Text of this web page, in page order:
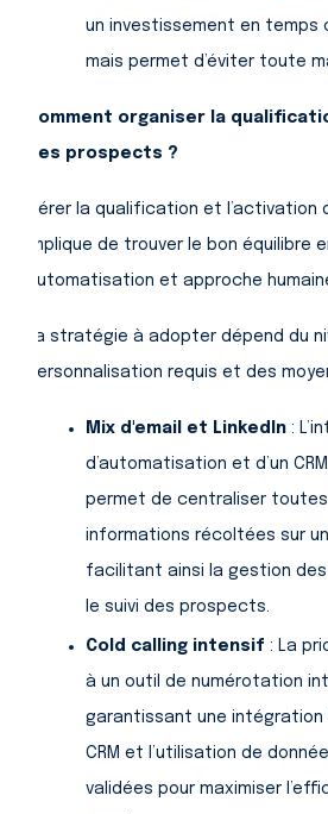
un investissement en temps
mais permet d’éviter toute
Comment organiser la
des prospects ?
Gérer la qualification et
implique de trouver le bon équilibre
automatisation et approche
La stratégie à adopter dépend du
personnalisation requis et des
Mix d'email et LinkedIn :
d’automatisation et d’un
permet de centraliser
informations récoltées sur
facilitant ainsi la gestion
le suivi des prospects.
Cold calling intensif : La
à un outil de numérotation
garantissant une intégration
CRM et l’utilisation de
validées pour maximiser